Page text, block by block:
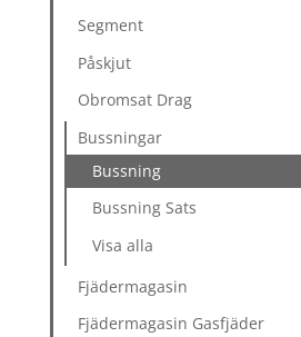
Segment
Påskjut
Obromsat Drag
Bussningar
Bussning
Bussning Sats
Visa alla
Fjädermagasin
Fjädermagasin Gasfjäder